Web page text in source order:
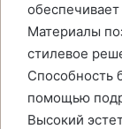
Материалы
стилевое
Способность
помощью
Высокий